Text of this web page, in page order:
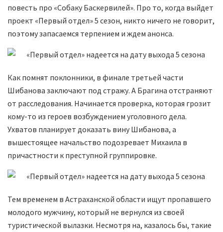
повесть про «Собаку Баскервилей». Про то, когда выйдет
проект «Первый отдел» 5 сезон, никто ничего не говорит,
поэтому запасаемся терпением и ждем анонса.
Как помнят поклонники, в финале третьей части
Шибанова заключают под стражу. А Брагина отстраняют
от расследования. Начинается проверка, которая грозит
кому-то из героев возбуждением уголовного дела.
Ухватов планирует доказать вину Шибанова, а
вышестоящее начальство подозревает Михаила в
причастности к преступной группировке.
Тем временем в Астраханской области ищут пропавшего
молодого мужчину, который не вернулся из своей
туристической вылазки. Несмотря на, казалось бы, такие